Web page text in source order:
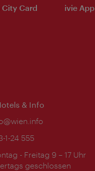
City Card ivie App
& Info
1-24 555
- Freitag 9 – 17 Uhr
geschlossen